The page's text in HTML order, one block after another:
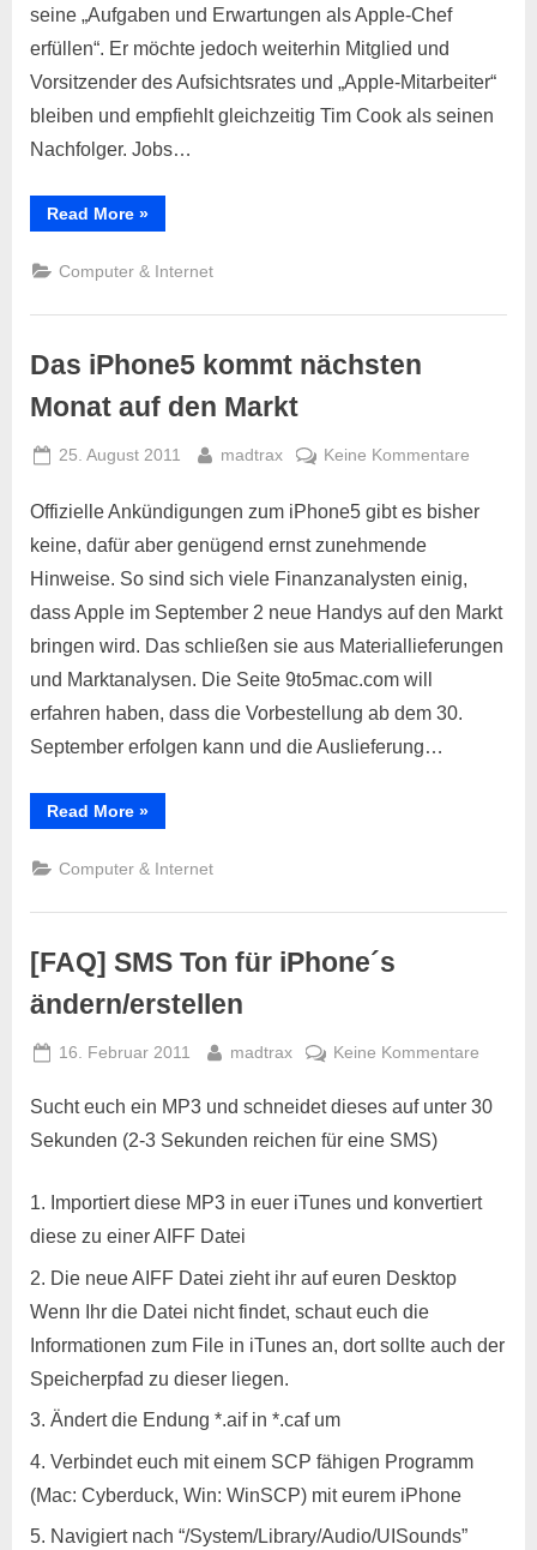
seine „Aufgaben und Erwartungen als Apple-Chef
erfüllen“. Er möchte jedoch weiterhin Mitglied und
Vorsitzender des Aufsichtsrates und „Apple-Mitarbeiter“
bleiben und empfiehlt gleichzeitig Tim Cook als seinen
Nachfolger. Jobs…
Read More“Steve
Jobs
Apple”
»
Computer & Internet
Das iPhone5 kommt nächsten
Monat auf den Markt
Posted
25. August 2011 By
madtrax Keine Kommentarezu
iPhone5
auf
den
Offizielle Ankündigungen zum iPhone5 gibt es bisher
keine, dafür aber genügend ernst zunehmende
Hinweise. So sind sich viele Finanzanalysten einig,
dass Apple im September 2 neue Handys auf den Markt
bringen wird. Das schließen sie aus Materiallieferungen
und Marktanalysen. Die Seite 9to5mac.com will
erfahren haben, dass die Vorbestellung ab dem 30.
September erfolgen kann und die Auslieferung…
Read More“Das
iPhone5
nächsten
Monat
den
»
Computer & Internet
[FAQ] SMS Ton für iPhone´s
ändern/erstellen
Posted
16. Februar 2011 By
madtrax Keine Kommentarezu
SMS
Sucht euch ein MP3 und schneidet dieses auf unter 30
Sekunden (2-3 Sekunden reichen für eine SMS)
Importiert diese MP3 in euer iTunes und konvertiert
diese zu einer AIFF Datei
Die neue AIFF Datei zieht ihr auf euren Desktop
Wenn Ihr die Datei nicht findet, schaut euch die
Informationen zum File in iTunes an, dort sollte auch der
Speicherpfad zu dieser liegen.
Ändert die Endung *.aif in *.caf um
Verbindet euch mit einem SCP fähigen Programm
(Mac: Cyberduck, Win: WinSCP) mit eurem iPhone
Navigiert nach “/System/Library/Audio/UISounds”